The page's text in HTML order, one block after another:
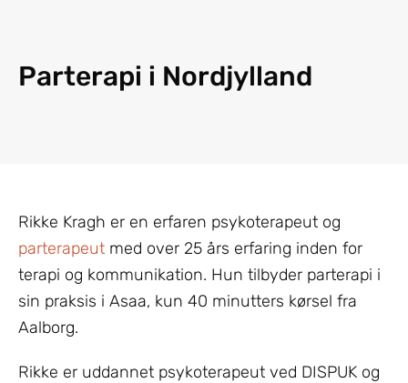
Parterapi i Nordjylland
Rikke Kragh er en erfaren psykoterapeut og
parterapeut med over 25 års erfaring inden for
terapi og kommunikation. Hun tilbyder parterapi i
sin praksis i Asaa, kun 40 minutters kørsel fra
Aalborg.
Rikke er uddannet psykoterapeut ved DISPUK og